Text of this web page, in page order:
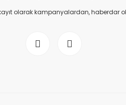
olarak kampanyalardan, haberdar